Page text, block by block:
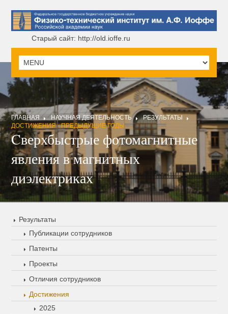
Старый сайт: http://old.ioffe.ru
ГЛАВНАЯ НАУЧНАЯ ДЕЯТЕЛЬНОСТЬ
РЕЗУЛЬТАТЫ
ДОСТИЖЕНИЯ - ПРЕДЫДУЩИЕ ГОДЫ
Cверхбыстрые фотомагнитные
явления в магнитных
диэлектриках
Результаты
Публикации сотрудников
Патенты
Проекты
Отличия сотрудников
Достижения
2025